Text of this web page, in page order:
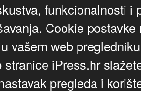
funkcionalnosti i
Cookie
vašem web
stranice iPress.hr
pregleda i